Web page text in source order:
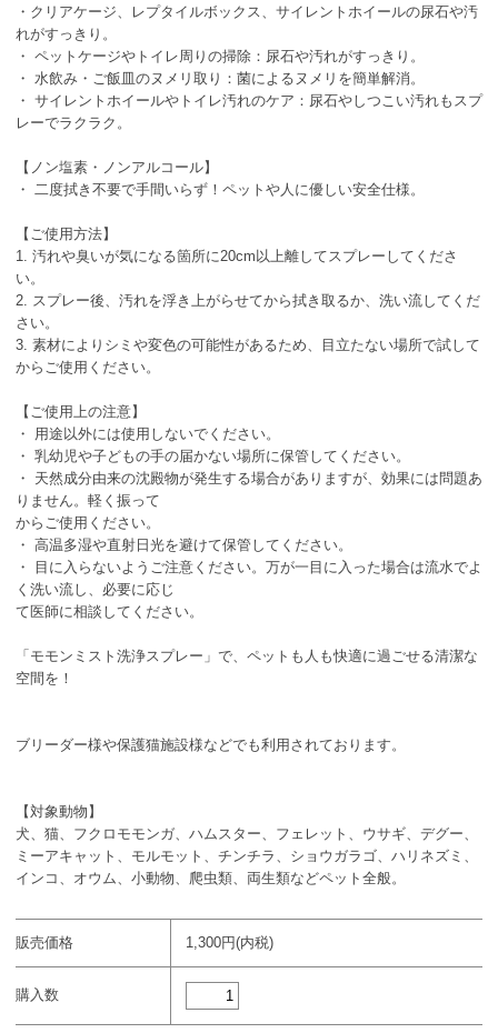
・クリアケージ、レプタイルボックス、サイレントホイールの尿石や汚
れがすっきり。
・ ペットケージやトイレ周りの掃除：尿石や汚れがすっきり。
・ 水飲み・ご飯皿のヌメリ取り：菌によるヌメリを簡単解消。
・ サイレントホイールやトイレ汚れのケア：尿石やしつこい汚れもスプ
レーでラクラク。
【ノン塩素・ノンアルコール】
・ 二度拭き不要で手間いらず！ペットや人に優しい安全仕様。
【ご使用方法】
1. 汚れや臭いが気になる箇所に20cm以上離してスプレーしてくださ
い。
2. スプレー後、汚れを浮き上がらせてから拭き取るか、洗い流してくだ
さい。
3. 素材によりシミや変色の可能性があるため、目立たない場所で試して
からご使用ください。
【ご使用上の注意】
・ 用途以外には使用しないでください。
・ 乳幼児や子どもの手の届かない場所に保管してください。
・ 天然成分由来の沈殿物が発生する場合がありますが、効果には問題あ
りません。軽く振って
からご使用ください。
・ 高温多湿や直射日光を避けて保管してください。
・ 目に入らないようご注意ください。万が一目に入った場合は流水でよ
く洗い流し、必要に応じ
て医師に相談してください。
「モモンミスト洗浄スプレー」で、ペットも人も快適に過ごせる清潔な
空間を！
ブリーダー様や保護猫施設様などでも利用されております。
【対象動物】
犬、猫、フクロモモンガ、ハムスター、フェレット、ウサギ、デグー、
ミーアキャット、モルモット、チンチラ、ショウガラゴ、ハリネズミ、
インコ、オウム、小動物、爬虫類、両生類などペット全般。
販売価格 1,300円(内税)
購入数